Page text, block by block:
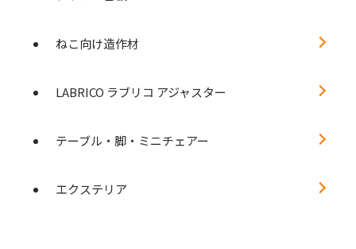
ねこ向け造作材
LABRICO ラブリコ アジャスター
テーブル・脚・ミニチェアー
エクステリア